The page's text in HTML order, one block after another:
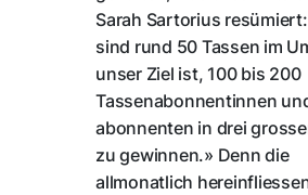
Sarah Sartorius
sind rund 50 Tassen im
unser Ziel ist, 100 bis 200
Tassenabonnentinnen
abonnenten in drei
zu gewinnen.» Denn die
allmonatlich